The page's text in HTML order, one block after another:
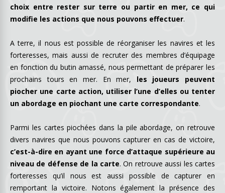
choix entre rester sur terre ou partir en mer, ce qui
modifie les actions que nous pouvons effectuer.
A terre, il nous est possible de réorganiser les navires et les
forteresses, mais aussi de recruter des membres d’équipage
en fonction du butin amassé, nous permettant de préparer les
prochains tours en mer. En mer, les joueurs peuvent
piocher une carte action, utiliser l’une d’elles ou tenter
un abordage en piochant une carte correspondante.
Parmi les cartes piochées dans la pile abordage, on retrouve
divers navires que nous pouvons capturer en cas de victoire,
c’est-à-dire en ayant une force d’attaque supérieure au
niveau de défense de la carte. On retrouve aussi les cartes
forteresses qu’il nous est aussi possible de capturer en
remportant la victoire. Notons également la présence des